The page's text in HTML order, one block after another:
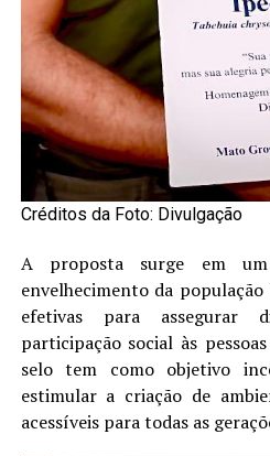
Créditos da Foto: Divulgação
A proposta surge em
envelhecimento da
efetivas para assegurar
participação social às
selo tem como objetivo
estimular a criação de
acessíveis para todas as